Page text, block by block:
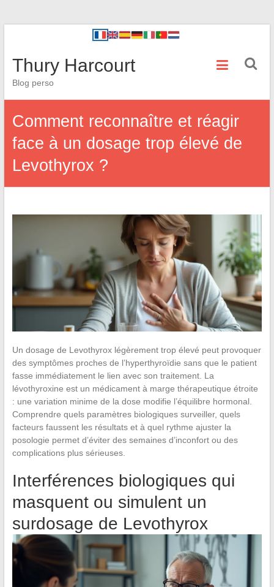
Thury Harcourt
Blog perso
Comment reconnaître et réagir
face à un dosage trop élevé de
Levothyrox ?
Un dosage de Levothyrox légèrement trop élevé peut provoquer
des symptômes proches de l’hyperthyroïdie sans que le patient
fasse immédiatement le lien avec son traitement. La
lévothyroxine est un médicament à marge thérapeutique étroite
: une variation minime de la dose modifie l’équilibre hormonal.
Comprendre quels paramètres biologiques surveiller, quels
facteurs faussent les résultats et à quel rythme ajuster la
posologie permet d’éviter des semaines d’inconfort ou des
complications plus sérieuses.
Interférences biologiques qui
masquent ou simulent un
surdosage de Levothyrox